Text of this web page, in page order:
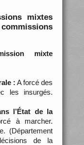
mixtes
mixte
: A forcé des
les insurgés.
l’État de la
à marcher.
(Département
de la